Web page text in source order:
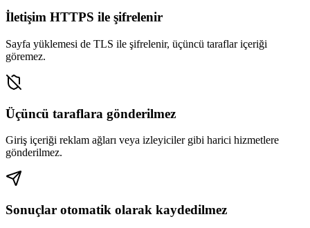
İletişim HTTPS ile şifrelenir
Sayfa yüklemesi de TLS ile şifrelenir, üçüncü taraflar içeriği
göremez.
Üçüncü taraflara gönderilmez
Giriş içeriği reklam ağları veya izleyiciler gibi harici hizmetlere
gönderilmez.
Sonuçlar otomatik olarak kaydedilmez